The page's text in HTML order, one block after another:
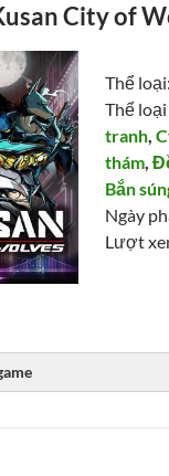
City of
Thể loại:
Thể
tranh,
thám,
Bắn
Ngày
Lượt